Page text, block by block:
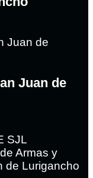
Juan de
SJL